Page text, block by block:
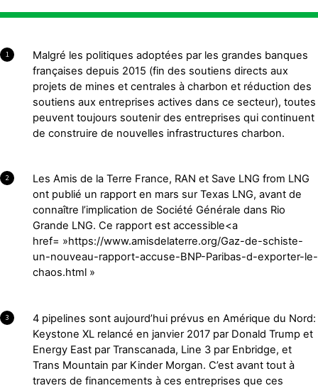
1
Malgré les politiques adoptées par les grandes banques
françaises depuis 2015 (fin des soutiens directs aux
projets de mines et centrales à charbon et réduction des
soutiens aux entreprises actives dans ce secteur), toutes
peuvent toujours soutenir des entreprises qui continuent
de construire de nouvelles infrastructures charbon.
2
Les Amis de la Terre France, RAN et Save LNG from LNG
ont publié un rapport en mars sur Texas LNG, avant de
connaître l’implication de Société Générale dans Rio
Grande LNG. Ce rapport est accessible<a
href= »https://www.amisdelaterre.org/Gaz-de-schiste-
un-nouveau-rapport-accuse-BNP-Paribas-d-exporter-le-
chaos.html »
3
4 pipelines sont aujourd’hui prévus en Amérique du Nord:
Keystone XL relancé en janvier 2017 par Donald Trump et
Energy East par Transcanada, Line 3 par Enbridge, et
Trans Mountain par Kinder Morgan. C’est avant tout à
travers de financements à ces entreprises que ces